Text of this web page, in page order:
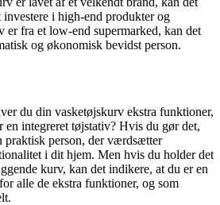
i high-end produkter og
fra et low-end supermarked, kan det
og økonomisk bevidst person.
du din vasketøjskurv ekstra funktioner,
en integreret tøjstativ? Hvis du gør det,
praktisk person, der værdsætter
i dit hjem. Men hvis du holder det
kurv, kan det indikere, at du er en
alle de ekstra funktioner, og som